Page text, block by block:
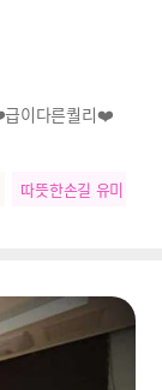
이다른퀄리❤️
따뜻한손길 유미